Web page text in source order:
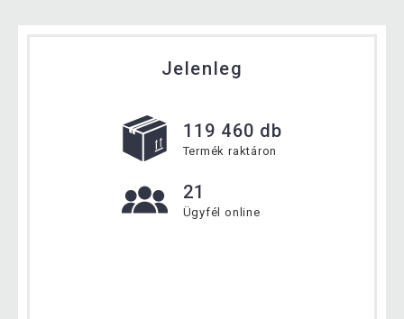
Jelenleg
119 460 db
Termék raktáron
21
Ügyfél online